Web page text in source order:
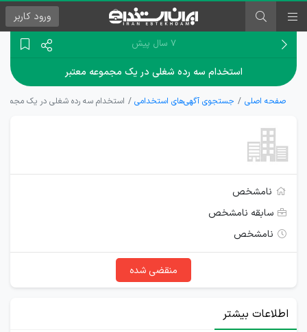
ورود کاربر
۷ سال پیش
استخدام سه رده شغلی در یک مجموعه معتبر
صفحه اصلی جستجوی آگهی‌های استخدامی استخدام سه رده شغلی در یک
نامشخص
سابقه نامشخص
نامشخص
منقضی شده
اطلاعات بیشتر